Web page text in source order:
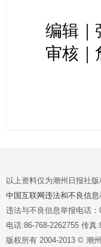
编辑｜
审核｜
以上资料仅为潮州日报社
中国互联网违法和不良信
违法与不良信息举报电话
电话:86-768-2262755 传真
版权所有 2004-2013 © 潮